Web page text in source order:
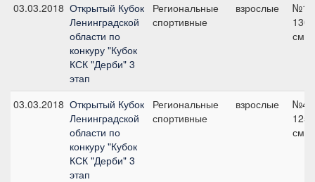
03.03.2018 Открытый Кубок
Ленинградской
области по
конкуру "Кубок
КСК "Дерби" 3
этап
Региональные
спортивные
взрослые
№1,
130
см
03.03.2018 Открытый Кубок
Ленинградской
области по
конкуру "Кубок
КСК "Дерби" 3
этап
Региональные
спортивные
взрослые
№4,
125
см